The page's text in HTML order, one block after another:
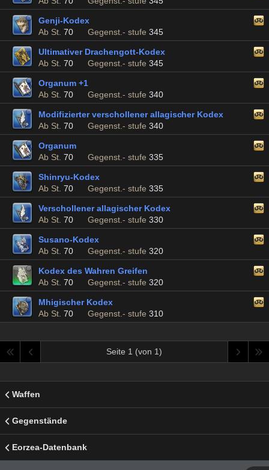
Genji-Kodex
Ab St. 70 Gegenst.- stufe 345
Ultimativer Drachengott-Kodex
Ab St. 70 Gegenst.- stufe 345
Organum +1
Ab St. 70 Gegenst.- stufe 340
Modifizierter verschollener allagischer Kodex
Ab St. 70 Gegenst.- stufe 340
Organum
Ab St. 70 Gegenst.- stufe 335
Shinryu-Kodex
Ab St. 70 Gegenst.- stufe 335
Verschollener allagischer Kodex
Ab St. 70 Gegenst.- stufe 330
Susano-Kodex
Ab St. 70 Gegenst.- stufe 320
Kodex des Wahren Greifen
Ab St. 70 Gegenst.- stufe 320
Mhigischer Kodex
Ab St. 70 Gegenst.- stufe 310
Seite 1 (von 1)
Waffen
Gegenstände
Eorzea-Datenbank